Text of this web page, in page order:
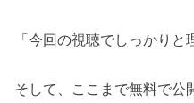
「今回の視聴でしっかりと
そして、ここまで無料で公